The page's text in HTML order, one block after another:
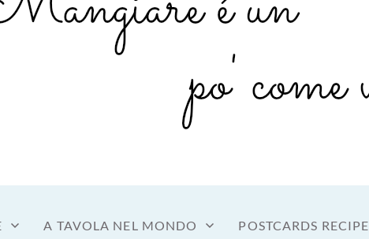
A TAVOLA NEL MONDO POSTCARDS RECIPE